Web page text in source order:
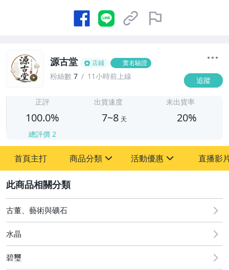
源古堂 店鋪 實名驗證
粉絲數 7 11小時前上線 追蹤
正評
100.0%
總評價 2
出貨速度
7~8 天
未出貨率
20%
首頁主打 商品分類
其它
活動優惠
[全店] 周年慶
[全店] 粉絲專享
直播影
古董、藝術與礦石
水晶
碧璽